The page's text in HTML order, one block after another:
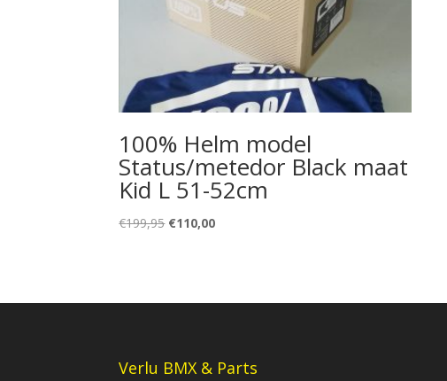
100% Helm model
Status/metedor Black maat
Kid L 51-52cm
€199,95 Oorspronkelijke
€110,00Huidige
Verlu BMX & Parts